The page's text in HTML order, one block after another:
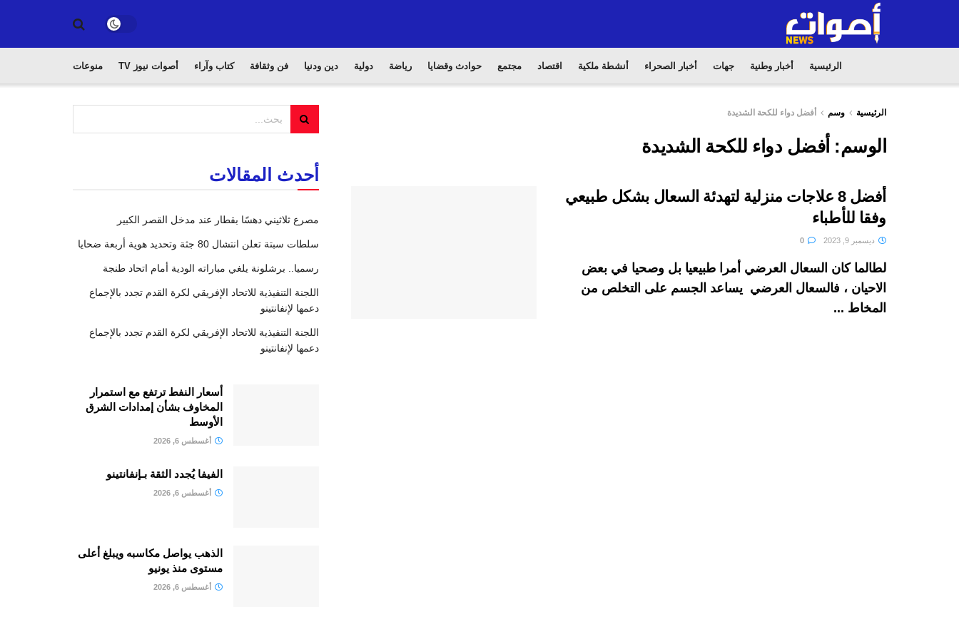
الرئيسية أخبار وطنية جهات أخبار الصحراء أنشطة ملكية اقتصاد مجتمع حوادث وقضايا رياضة دولية دين ودنيا فن وثقافة كتاب وآراء أصوات نيوز TV منوعات
الرئيسية وسم أفضل دواء للكحة الشديدة
الوسم: أفضل دواء للكحة الشديدة
أفضل 8 علاجات منزلية لتهدئة السعال بشكل طبيعي
وفقا للأطباء
ديسمبر 9, 2023
لطالما كان السعال العرضي أمرا طبيعيا بل وصحيا في بعض
الاحيان ، فالسعال العرضي يساعد الجسم على التخلص من
المخاط ...
أحدث المقالات
مصرع ثلاثيني دهسًا بقطار عند مدخل القصر الكبير
سلطات سبتة تعلن انتشال 80 جثة وتحديد هوية أربعة ضحايا
رسميا.. برشلونة يلغي مباراته الودية أمام اتحاد طنجة
اللجنة التنفيذية للاتحاد الإفريقي لكرة القدم تجدد بالإجماع
دعمها لإنفانتينو
اللجنة التنفيذية للاتحاد الإفريقي لكرة القدم تجدد بالإجماع
دعمها لإنفانتينو
أسعار النفط ترتفع مع استمرار
المخاوف بشأن إمدادات الشرق
الأوسط
أغسطس 6, 2026
الفيفا يُجدد الثقة بـإنفانتينو
أغسطس 6, 2026
الذهب يواصل مكاسبه ويبلغ أعلى
مستوى منذ يونيو
أغسطس 6, 2026